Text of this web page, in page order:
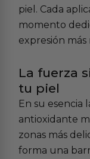
piel. Cada
momento
expresión
La fuerza
tu piel
En su
antioxidante
zonas más
forma una